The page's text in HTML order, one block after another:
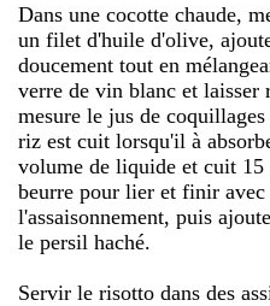
Dans une cocotte chaude,
un filet d'huile d'olive,
doucement tout en
verre de vin blanc et
mesure le jus de
riz est cuit lorsqu'il à
volume de liquide et cuit
beurre pour lier et finir
l'assaisonnement, puis
le persil haché.
Servir le risotto dans des